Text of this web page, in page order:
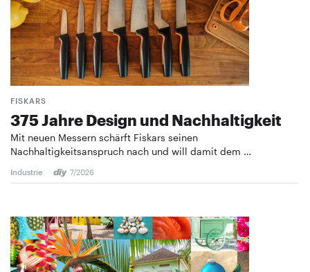
FISKARS
375 Jahre Design und ­Nachhaltigkeit
Mit neuen Messern schärft Fiskars seinen
Nachhaltigkeitsanspruch nach und will damit dem …
Industrie 7/2026